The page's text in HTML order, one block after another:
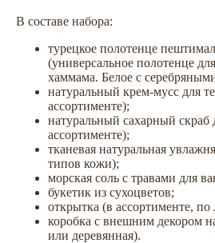
В составе набора:
турецкое полотенце
(универсальное полотенце
хаммама. Белое с
натуральный крем-мусс для
ассортименте);
натуральный сахарный скраб
ассортименте);
тканевая натуральная
типов кожи);
морская соль с травами для
букетик из сухоцветов;
открытка (в ассортименте,
коробка с внешним декором
или деревянная).